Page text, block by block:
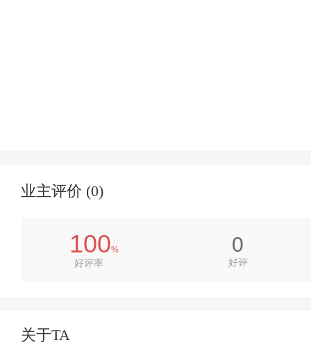
业主评价 (0)
100%
好评率
0
好评
关于TA